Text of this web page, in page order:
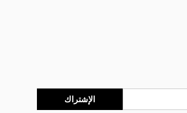
الإشتراك